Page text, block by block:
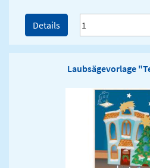
Details
Laubsägevorlage